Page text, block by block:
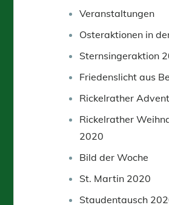
Veranstaltungen
Osteraktionen in
Sternsingeraktion
Friedenslicht aus
Rickelrather
Rickelrather
2020
Bild der Woche
St. Martin 2020
Staudentausch